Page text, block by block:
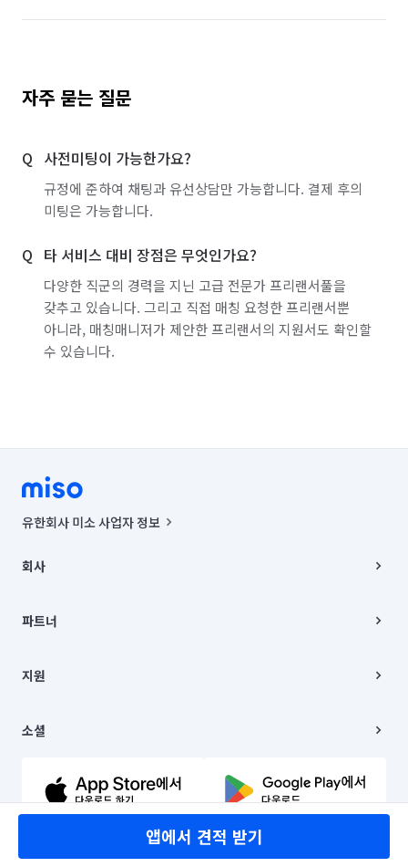
자주 묻는 질문
사전미팅이 가능한가요?
규정에 준하여 채팅과 유선상담만 가능합니다. 결제 후의
미팅은 가능합니다.
타 서비스 대비 장점은 무엇인가요?
다양한 직군의 경력을 지닌 고급 전문가 프리랜서풀을
갖추고 있습니다. 그리고 직접 매칭 요청한 프리랜서뿐
아니라, 매칭매니저가 제안한 프리랜서의 지원서도 확인할
수 있습니다.
앱에서 견적 받기
유한회사 미소 사업자 정보
00019 |
주소 | 본사: 서울특별시 종로구 율곡로 6(중학동, 트윈트리빌딩) B동 5층
컨택센터 : 서울특별시 종로구 수송동 율곡로 24, 7층, 8층 미소
상품, 상품정보, 거래에 관한 의무와 책임은 거래당사자에게 있습니다.
언론 보도 관련 문의:
© 유한회사 미소. Miso, Inc. All Rights Reserved.
회사
채용
파트너
이사
지원
이용약관
문의하기
소셜
유튜브